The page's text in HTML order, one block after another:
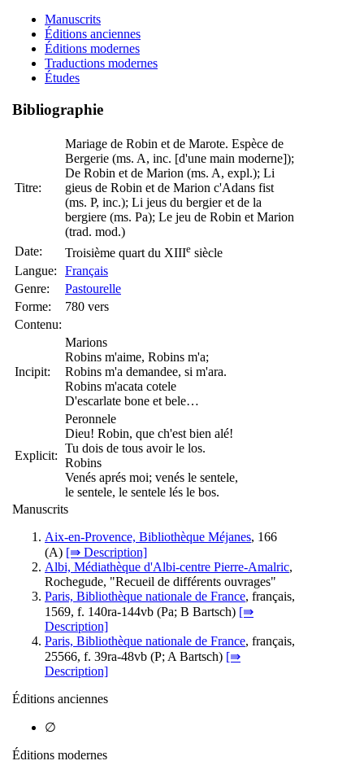
Manuscrits
Éditions anciennes
Éditions modernes
Traductions modernes
Études
Bibliographie
Titre:
Mariage de Robin et de Marote. Espèce de
Bergerie (ms. A, inc. [d'une main moderne]);
De Robin et de Marion (ms. A, expl.); Li
gieus de Robin et de Marion c'Adans fist
(ms. P, inc.); Li jeus du bergier et de la
bergiere (ms. Pa); Le jeu de Robin et Marion
(trad. mod.)
Date:
Troisième quart du XIIIe siècle
Langue:
Français
Genre:
Pastourelle
Forme:
780 vers
Contenu:
Incipit:
Marions
Robins m'aime, Robins m'a;
Robins m'a demandee, si m'ara.
Robins m'acata cotele
D'escarlate bone et bele…
Explicit:
Peronnele
Dieu! Robin, que ch'est bien alé!
Tu dois de tous avoir le los.
Robins
Venés aprés moi; venés le sentele,
le sentele, le sentele lés le bos.
Manuscrits
Aix-en-Provence, Bibliothèque Méjanes, 166
(A) [⇛ Description]
Albi, Médiathèque d'Albi-centre Pierre-Amalric,
Rochegude, "Recueil de différents ouvrages"
Paris, Bibliothèque nationale de France, français,
1569, f. 140ra-144vb (Pa; B Bartsch) [⇛
Description]
Paris, Bibliothèque nationale de France, français,
25566, f. 39ra-48vb (P; A Bartsch) [⇛
Description]
Éditions anciennes
∅
Éditions modernes